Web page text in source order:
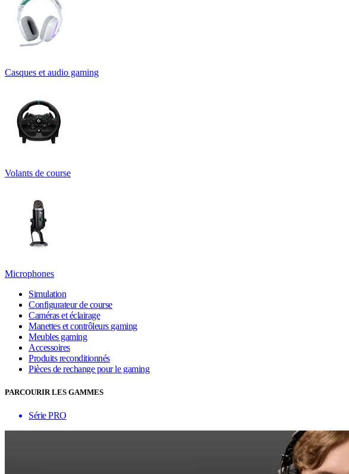
Casques et audio gaming
Volants de course
Microphones
Simulation
Configurateur de course
Caméras et éclairage
Manettes et contrôleurs gaming
Meubles gaming
Accessoires
Produits reconditionnés
Pièces de rechange pour le gaming
PARCOURIR LES GAMMES
Série PRO